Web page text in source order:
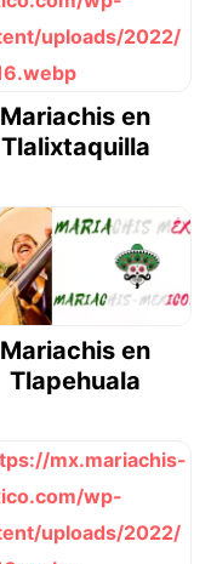
Mariachis en
Tlalixtaquilla
Mariachis en
Tlapehuala